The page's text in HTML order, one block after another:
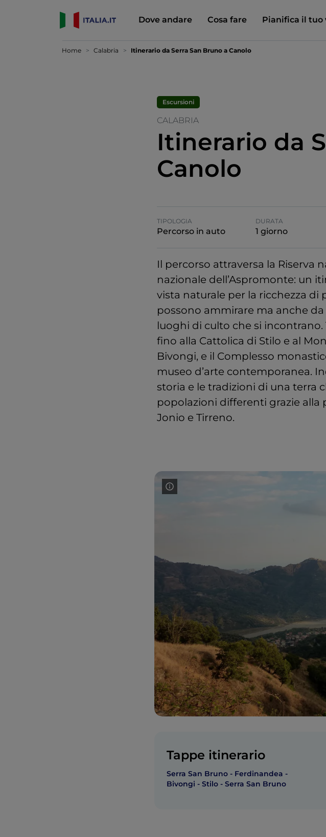
Dove andare Cosa fare Pianifica il tuo
Home Calabria Itinerario da Serra San Bruno a Canolo
Escursioni
CALABRIA
Itinerario da
Canolo
TIPOLOGIA
Percorso in auto
DURATA
1 giorno
Il percorso attraversa la Riserva
nazionale dell’Aspromonte: un
vista naturale per la ricchezza di
possono ammirare ma anche
luoghi di culto che si incontrano.
fino alla Cattolica di Stilo e al
Bivongi, e il Complesso
museo d’arte contemporanea.
storia e le tradizioni di una terra
popolazioni differenti grazie alla
Jonio e Tirreno.
Tappe itinerario
Serra San Bruno - Ferdinandea -
Bivongi - Stilo - Serra San Bruno